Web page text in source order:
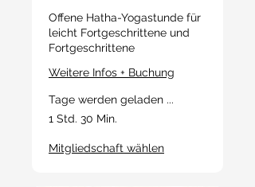
Offene Hatha-Yogastunde für
leicht Fortgeschrittene und
Fortgeschrittene
Weitere Infos + Buchung
Tage werden geladen ...
1 Std. 30 Min.
Mitgliedschaft wählen